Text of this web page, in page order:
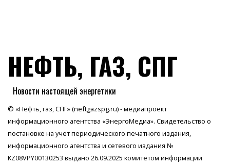
НЕФТЬ, ГАЗ, СПГ
Новости настоящей энергетики
© «Нефть, газ, СПГ» (neftgazspg.ru) - медиапроект
информационного агентства «ЭнергоМедиа». Свидетельство о
постановке на учет периодического печатного издания,
информационного агентства и сетевого издания №
KZ08VPY00130253 выдано 26.09.2025 комитетом информации